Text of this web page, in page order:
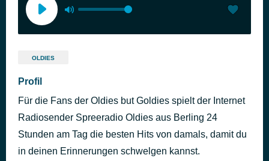
OLDIES
Profil
Für die Fans der Oldies but Goldies spielt der Internet
Radiosender Spreeradio Oldies aus Berling 24
Stunden am Tag die besten Hits von damals, damit du
in deinen Erinnerungen schwelgen kannst.